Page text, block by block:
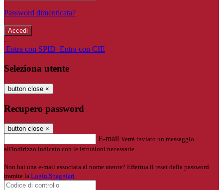
Password dimenticata?
-
Entra con SPID Entra con CIE
Seleziona utente
button close ×
Recupero password
button close ×
E-mail Verrà inviato un messaggio
all'indirizzo indicato con le istruzioni necessarie.
Non hai una e-mail associata al nome utente? Effettua il reset della password
tramite la Login Spaggiari